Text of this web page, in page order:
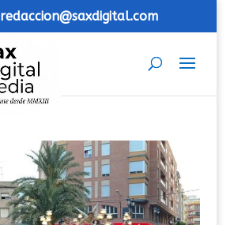
redaccion@saxdigital.com